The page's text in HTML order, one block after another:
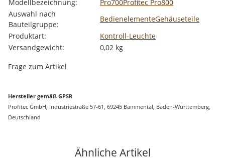
Modellbezeichnung:
Pro700Profitec Pro800
Auswahl nach
Bauteilgruppe:
BedienelementeGehäuseteile
Produktart:
Kontroll-Leuchte
Versandgewicht:
0,02 kg
Frage zum Artikel
Hersteller gemäß GPSR
Profitec GmbH, Industriestraße 57-61, 69245 Bammental, Baden-Württemberg,
Deutschland
Ähnliche Artikel